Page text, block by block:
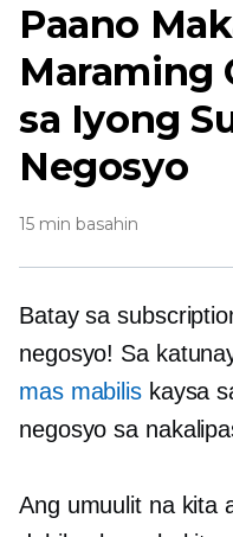
Paano
Maraming
sa Iyong
Negosyo
15 min basahin
Batay sa
negosyo! Sa
mas mabiliskaysa
negosyo sa
Ang umuulit na kita